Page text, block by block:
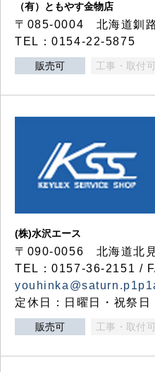
（有）ともやす金物店
〒085-0004 北海道釧
TEL：0154-22-5875
販売可 工事・取付可
(株)水沢エース
〒090-0056 北海道北
TEL：0157-36-2151 /
定休日：日曜日・祝祭日
販売可 工事・取付可